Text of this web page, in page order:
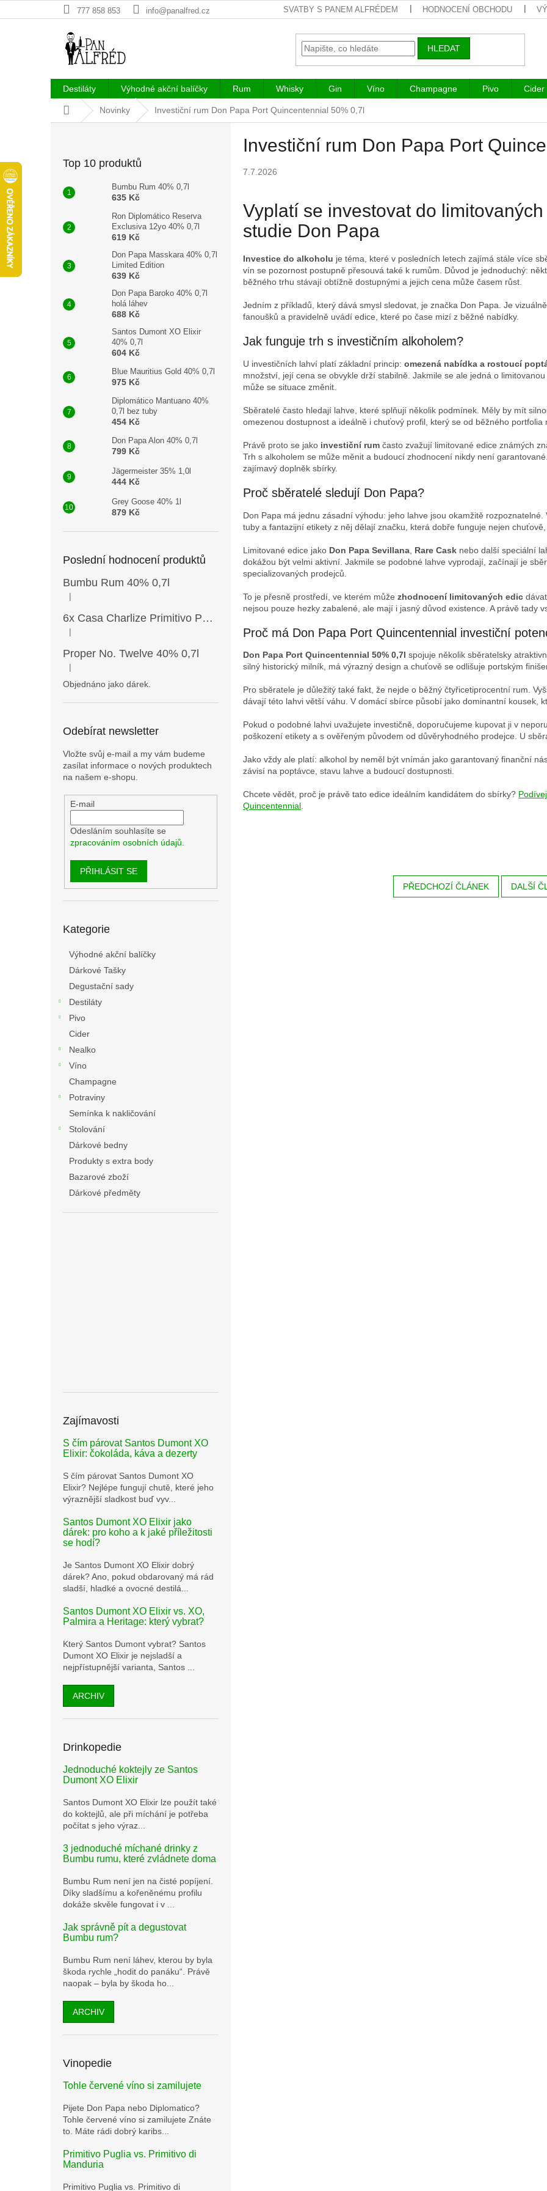
na
777 858 853 info@panalfred.cz SVATBY S PANEM ALFRÉDEM HODNOCENÍ OBCHODU
HLEDAT
Destiláty Výhodné akční balíčky Rum Whisky Gin Víno Champagne Pivo Cider
Domů Novinky Investiční rum Don Papa Port Quincentennial 50% 0,7l
Top 10 produktů
Bumbu Rum 40% 0,7l
635 Kč
Ron Diplomático Reserva
Exclusiva 12yo 40% 0,7l
619 Kč
Don Papa Masskara 40% 0,7l
Limited Edition
639 Kč
Don Papa Baroko 40% 0,7l
holá láhev
688 Kč
Santos Dumont XO Elixir
40% 0,7l
604 Kč
Blue Mauritius Gold 40% 0,7l
975 Kč
Diplomático Mantuano 40%
0,7l bez tuby
454 Kč
Don Papa Alon 40% 0,7l
799 Kč
Jägermeister 35% 1,0l
444 Kč
Grey Goose 40% 1l
879 Kč
Poslední hodnocení produktů
Bumbu Rum 40% 0,7l
Hodnocení produktu je 5 z 5 hvězdiček.
|
6x Casa Charlize Primitivo Puglia IGT 13,5% 0,75l
Hodnocení produktu je 4 z 5 hvězdiček.
|
Proper No. Twelve 40% 0,7l
Hodnocení produktu je 5 z 5 hvězdiček.
|
Objednáno jako dárek.
Odebírat newsletter
Vložte svůj e-mail a my vám budeme
zasílat informace o nových produktech
na našem e-shopu.
E-mail
Odesláním souhlasíte se
zpracováním osobních údajů
PŘIHLÁSIT SE
kategorie
Kategorie
Výhodné akční balíčky
Dárkové Tašky
Degustační sady
Destiláty
Pivo
Cider
Nealko
Víno
Champagne
Potraviny
Semínka k nakličování
Stolování
Dárkové bedny
Produkty s extra body
Bazarové zboží
Dárkové předměty
Zajímavosti
S čím párovat Santos Dumont XO
Elixir: čokoláda, káva a dezerty
S čím párovat Santos Dumont XO
Elixir? Nejlépe fungují chutě, které jeho
výraznější sladkost buď vyv...
Santos Dumont XO Elixir jako
dárek: pro koho a k jaké příležitosti
se hodí?
Je Santos Dumont XO Elixir dobrý
dárek? Ano, pokud obdarovaný má rád
sladší, hladké a ovocné destilá...
Santos Dumont XO Elixir vs. XO,
Palmira a Heritage: který vybrat?
Který Santos Dumont vybrat? Santos
Dumont XO Elixir je nejsladší a
nejpřístupnější varianta, Santos ...
ARCHIV
Drinkopedie
Jednoduché koktejly ze Santos
Dumont XO Elixir
Santos Dumont XO Elixir lze použít také
do koktejlů, ale při míchání je potřeba
počítat s jeho výraz...
3 jednoduché míchané drinky z
Bumbu rumu, které zvládnete doma
Bumbu Rum není jen na čisté popíjení.
Díky sladšímu a kořeněnému profilu
dokáže skvěle fungovat i v ...
Jak správně pít a degustovat
Bumbu rum?
Bumbu Rum není láhev, kterou by byla
škoda rychle „hodit do panáku“. Právě
naopak – byla by škoda ho...
ARCHIV
Vinopedie
Tohle červené víno si zamilujete
Pijete Don Papa nebo Diplomatico?
Tohle červené víno si zamilujete Znáte
to. Máte rádi dobrý karibs...
Primitivo Puglia vs. Primitivo di
Manduria
Primitivo Puglia vs. Primitivo di
Investiční rum Don Papa Port
7.7.2026
Vyplatí se investovat do
studie Don Papa
Investice do alkoholu je téma, které v posledních letech zajímá stále více
vín se pozornost postupně přesouvá také k rumům. Důvod je jednoduchý:
běžného trhu stávají obtížně dostupnými a jejich cena může časem růst.
Jedním z příkladů, který dává smysl sledovat, je značka Don Papa. Je
fanoušků a pravidelně uvádí edice, které po čase mizí z běžné nabídky.
Jak funguje trh s investičním alkoholem?
U investičních lahví platí základní princip: omezená nabídka a rostoucí
množství, její cena se obvykle drží stabilně. Jakmile se ale jedná o
může se situace změnit.
Sběratelé často hledají lahve, které splňují několik podmínek. Měly by mít
omezenou dostupnost a ideálně i chuťový profil, který se od běžného portfolia
Právě proto se jako investiční rum často zvažují limitované edice známých
Trh s alkoholem se může měnit a budoucí zhodnocení nikdy není
zajímavý doplněk sbírky.
Proč sběratelé sledují Don Papa?
Don Papa má jednu zásadní výhodu: jeho lahve jsou okamžitě
tuby a fantazijní etikety z něj dělají značku, která dobře funguje nejen chuťově,
Limitované edice jako Don Papa Sevillana Rare Cask nebo další speciální
dokážou být velmi aktivní. Jakmile se podobné lahve vyprodají, začínají je
specializovaných prodejců.
To je přesně prostředí, ve kterém může zhodnocení limitovaných edic
nejsou pouze hezky zabalené, ale mají i jasný důvod existence. A právě tady
Proč má Don Papa Port Quincentennial investiční
Don Papa Port Quincentennial 50% 0,7l spojuje několik sběratelsky
silný historický milník, má výrazný design a chuťově se odlišuje portským
Pro sběratele je důležitý také fakt, že nejde o běžný čtyřicetiprocentní rum.
dávají této lahvi větší váhu. V domácí sbírce působí jako dominantní kousek,
Pokud o podobné lahvi uvažujete investičně, doporučujeme kupovat ji v
poškození etikety a s ověřeným původem od důvěryhodného prodejce. U
Jako vždy ale platí: alkohol by neměl být vnímán jako garantovaný finanční
závisí na poptávce, stavu lahve a budoucí dostupnosti.
Chcete vědět, proč je právě tato edice ideálním kandidátem do sbírky?
Quincentennial
PŘEDCHOZÍ ČLÁNEK DALŠÍ